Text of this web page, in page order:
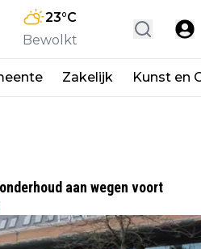
23°C
Bewolkt
Zakelijk Kunst en
aan wegen voort